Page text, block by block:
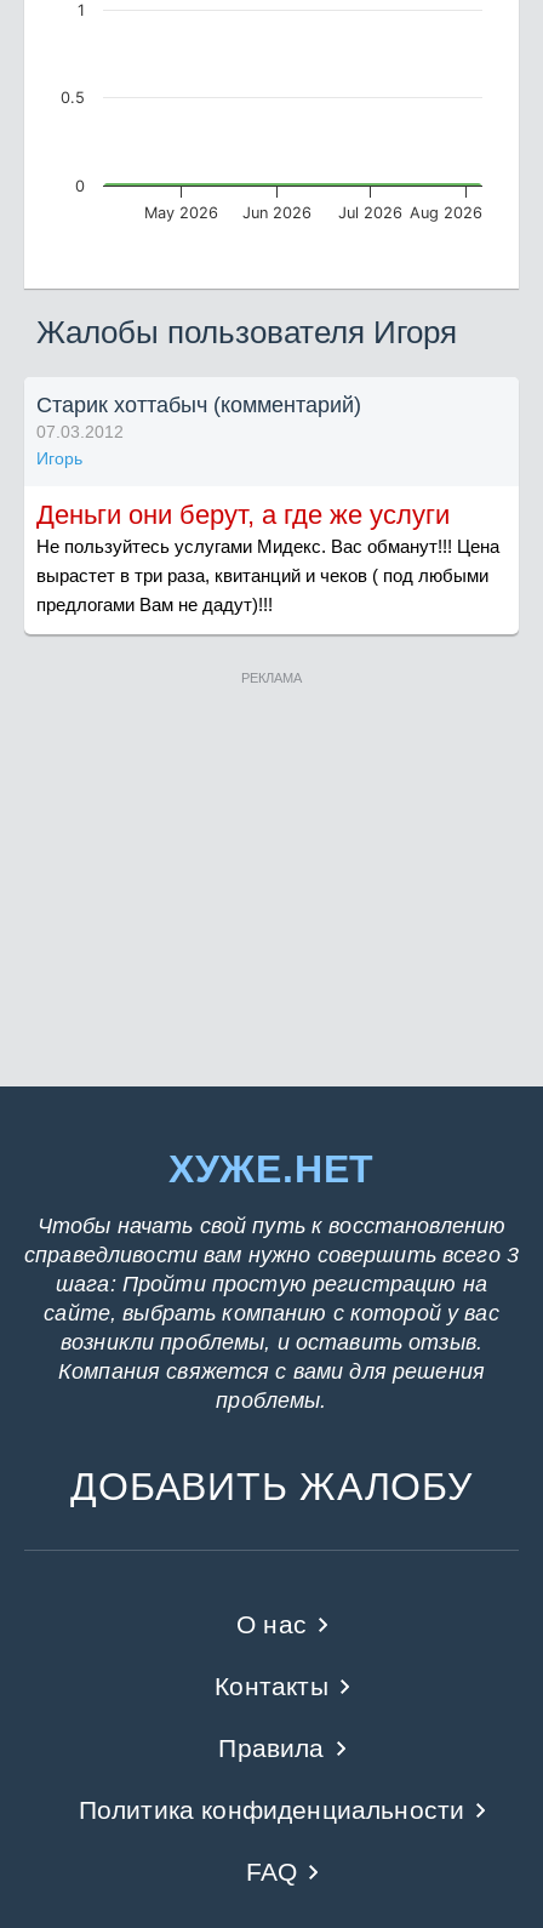
May 2026 Jun 2026 Jul 2026 Aug 2026
0
0.5
1
Жалобы пользователя Игоря
Старик хоттабыч (комментарий)
07.03.2012
Игорь
Деньги они берут, а где же услуги
Не пользуйтесь услугами Мидекс. Вас обманут!!! Цена
вырастет в три раза, квитанций и чеков ( под любыми
предлогами Вам не дадут)!!!
РЕКЛАМА
ХУЖЕ.НЕТ
Чтобы начать свой путь к восстановлению
справедливости вам нужно совершить всего 3
шага: Пройти простую регистрацию на
сайте, выбрать компанию с которой у вас
возникли проблемы, и оставить отзыв.
Компания свяжется с вами для решения
проблемы.
ДОБАВИТЬ ЖАЛОБУ
О нас
Контакты
Правила
Политика конфиденциальности
FAQ